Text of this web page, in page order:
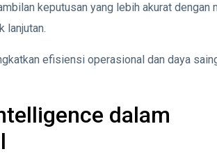
keputusan yang lebih akurat dengan
lanjutan.
efisiensi operasional dan daya
dalam